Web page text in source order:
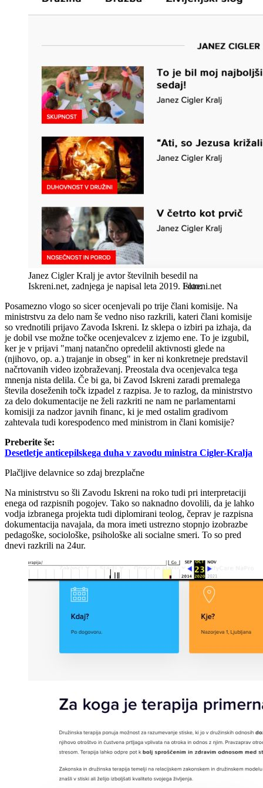
Janez Cigler Kralj je avtor številnih besedil na
Iskreni.net, zadnjega je napisal leta 2019. Iskreni.net
Posamezno vlogo so sicer ocenjevali po trije člani komisije. Na
ministrstvu za delo nam še vedno niso razkrili, kateri člani komisije
so vrednotili prijavo Zavoda Iskreni. Iz sklepa o izbiri pa izhaja, da
je dobil vse možne točke ocenjevalcev z izjemo ene. To je izgubil,
ker je v prijavi "manj natančno opredelil aktivnosti glede na
(njihovo, op. a.) trajanje in obseg" in ker ni konkretneje predstavil
načrtovanih video izobraževanj. Preostala dva ocenjevalca tega
mnenja nista delila. Če bi ga, bi Zavod Iskreni zaradi premalega
števila doseženih točk izpadel z razpisa. Je to razlog, da ministrstvo
za delo dokumentacije ne želi razkriti ne nam ne parlamentarni
komisiji za nadzor javnih financ, ki je med ostalim gradivom
zahtevala tudi korespodenco med ministrom in člani komisije?
Preberite še:
Desetletje anticepilskega duha v zavodu ministra Cigler-Kralja
Plačljive delavnice so zdaj brezplačne
Na ministrstvu so šli Zavodu Iskreni na roko tudi pri interpretaciji
enega od razpisnih pogojev. Tako so naknadno dovolili, da je lahko
vodja izbranega projekta tudi diplomirani teolog, čeprav je razpisna
dokumentacija navajala, da mora imeti ustrezno stopnjo izobrazbe
pedagoške, sociološke, psihološke ali socialne smeri. To so pred
dnevi razkrili na 24ur.